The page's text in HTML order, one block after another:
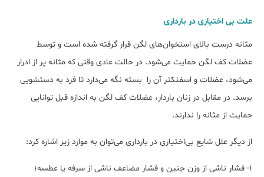
علت بی اختیاری در بارداری
مثانه درست بالای استخوان‌های لگن قرار گرفته شده است و توسط
عضلات کف لگن حمایت می‌شود. در حالت عادی وقتی که مثانه پر از ادرار
می‌شود، عضلات و اسفنکتر آن را بسته نگه می‌دارد تا فرد به دستشویی
برسد. در مقابل در زنان باردار، عضلات کف لگن به اندازه قبل توانایی
حمایت از مثانه را ندارند.
از دیگر علل شایع بی‌اختیاری در بارداری می‌توان به موارد زیر اشاره کرد:
۱- فشار ناشی از وزن جنین و فشار مضاعف ناشی از سرفه یا عطسه؛